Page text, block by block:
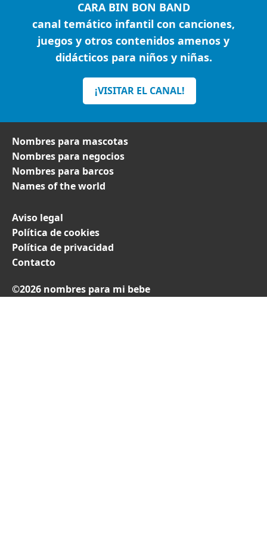
CARA BIN BON BAND
canal temático infantil con canciones,
juegos y otros contenidos amenos y
didácticos para niños y niñas.
¡VISITAR EL CANAL!
Nombres para mascotas
Nombres para negocios
Nombres para barcos
Names of the world
Aviso legal
Política de cookies
Política de privacidad
Contacto
©2026 nombres para mi bebe